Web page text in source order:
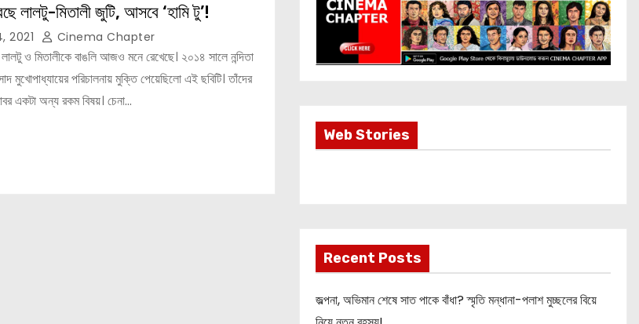
লালটু-মিতালী জুটি, আসবে ‘হামি টু’!
2021 Cinema Chapter
লালটু ও মিতালীকে বাঙলি আজও মনে রেখেছে। ২০১৪ সালে নন্দিতা
মুখোপাধ্যায়ের পরিচালনায় মুক্তি পেয়েছিলো এই ছবিটি। তাঁদের
একটা অন্য রকম বিষয়। চেনা…
Web StoriesMost Important
Info about
Recent Posts
জল্পনা, অভিমান শেষে সাত পাকে বাঁধা? স্মৃতি মন্ধানা-পলাশ মুচ্ছলের বিয়ে